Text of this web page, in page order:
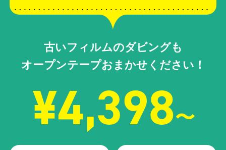
古いフィルムのダビングも
オープンテープおまかせください！
¥4,398〜